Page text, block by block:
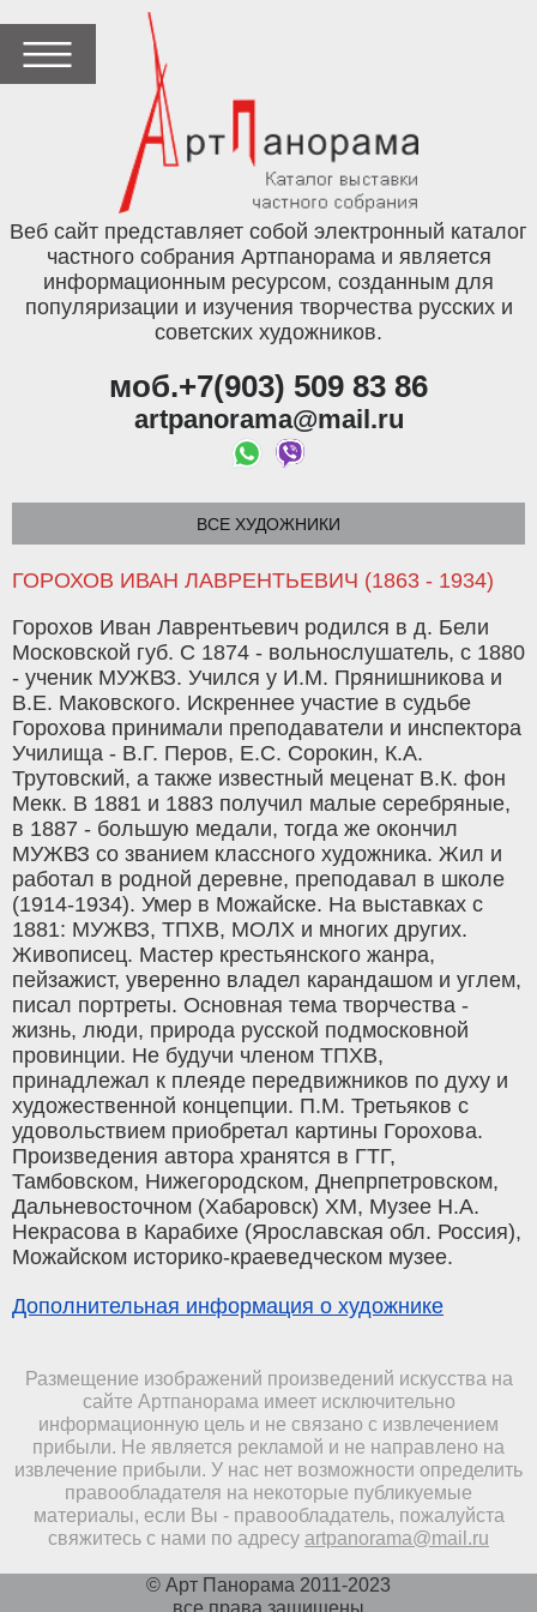
Веб сайт представляет собой электронный каталог
частного собрания Артпанорама и является
информационным ресурсом, созданным для
популяризации и изучения творчества русских и
советских художников.
моб.+7(903) 509 83 86
artpanorama@mail.ru
ВСЕ ХУДОЖНИКИ
ГОРОХОВ ИВАН ЛАВРЕНТЬЕВИЧ (1863 - 1934)
Горохов Иван Лаврентьевич родился в д. Бели
Московской губ. С 1874 - вольнослушатель, с 1880
- ученик МУЖВЗ. Учился у И.М. Прянишникова и
В.Е. Маковского. Искреннее участие в судьбе
Горохова принимали преподаватели и инспектора
Училища - В.Г. Перов, Е.С. Сорокин, К.А.
Трутовский, а также известный меценат В.К. фон
Мекк. В 1881 и 1883 получил малые серебряные,
в 1887 - большую медали, тогда же окончил
МУЖВЗ со званием классного художника. Жил и
работал в родной деревне, преподавал в школе
(1914-1934). Умер в Можайске. На выставках с
1881: МУЖВЗ, ТПХВ, МОЛХ и многих других.
Живописец. Мастер крестьянского жанра,
пейзажист, уверенно владел карандашом и углем,
писал портреты. Основная тема творчества -
жизнь, люди, природа русской подмосковной
провинции. Не будучи членом ТПХВ,
принадлежал к плеяде передвижников по духу и
художественной концепции. П.М. Третьяков с
удовольствием приобретал картины Горохова.
Произведения автора хранятся в ГТГ,
Тамбовском, Нижегородском, Днепрпетровском,
Дальневосточном (Хабаровск) ХМ, Музее Н.А.
Некрасова в Карабихе (Ярославская обл. Россия),
Можайском историко-краеведческом музее.
Дополнительная информация о художнике
Размещение изображений произведений искусства на
сайте Артпанорама имеет исключительно
информационную цель и не связано с извлечением
прибыли. Не является рекламой и не направлено на
извлечение прибыли. У нас нет возможности определить
правообладателя на некоторые публикуемые
материалы, если Вы - правообладатель, пожалуйста
свяжитесь с нами по адресу artpanorama@mail.ru
© Арт Панорама 2011-2023
все права защищены